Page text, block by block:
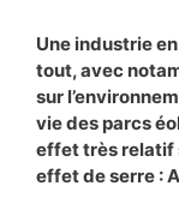
Une industrie
tout, avec
sur
vie des parcs
effet très relatif
effet de serre :